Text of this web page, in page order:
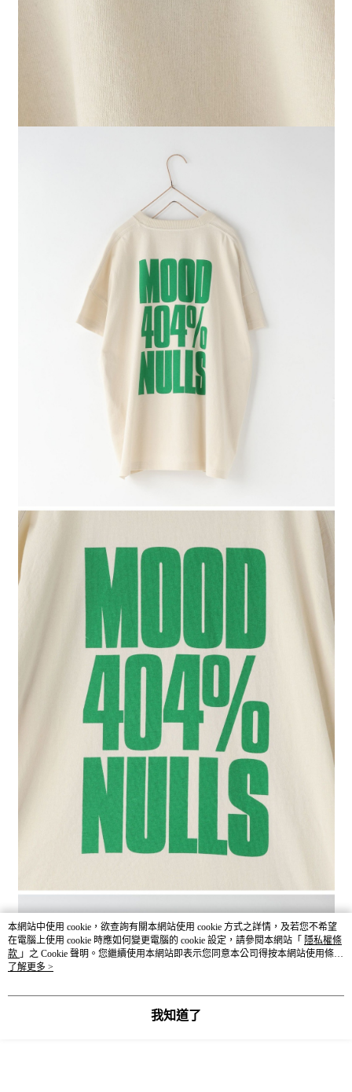
本網站中使用 cookie，欲查詢有關本網站使用 cookie 方式之詳情，及若您不希望
在電腦上使用 cookie 時應如何變更電腦的 cookie 設定，請參閱本網站「 隱私權條
款 」之 Cookie 聲明。您繼續使用本網站即表示您同意本公司得按本網站使用條款
之 Cookie 聲明使用 cookie。
了解更多 >
我知道了